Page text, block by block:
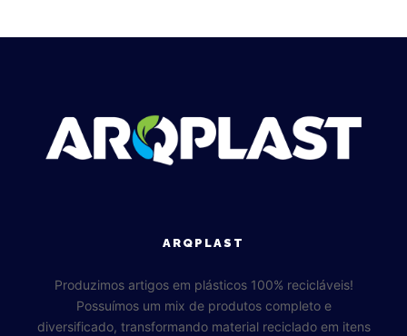
ARQPLAST
Produzimos artigos em plásticos 100% recicláveis!
Possuímos um mix de produtos completo e
diversificado, transformando material reciclado em itens